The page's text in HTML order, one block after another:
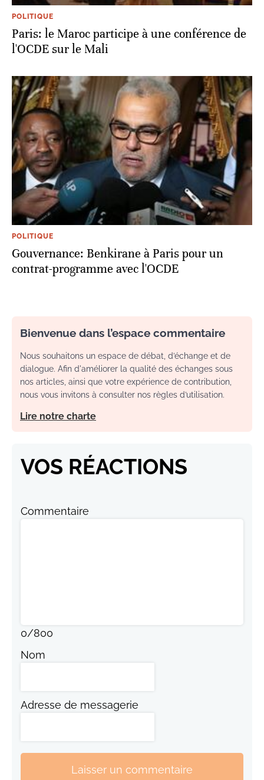
POLITIQUE
Paris: le Maroc participe à une conférence de
l'OCDE sur le Mali
POLITIQUE
Gouvernance: Benkirane à Paris pour un
contrat-programme avec l'OCDE
Bienvenue dans l’espace commentaire
Nous souhaitons un espace de débat, d’échange et de
dialogue. Afin d'améliorer la qualité des échanges sous
nos articles, ainsi que votre expérience de contribution,
nous vous invitons à consulter nos règles d’utilisation.
Lire notre charte
VOS RÉACTIONS
Commentaire
0/800
Nom
Adresse de messagerie
Laisser un commentaire